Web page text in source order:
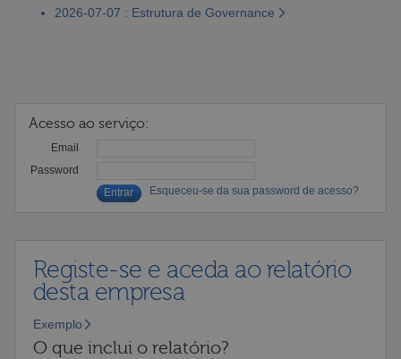
2026-07-07 : Estrutura de Governance
Acesso ao serviço:
Email
Password
Esqueceu-se da sua password de acesso?
Registe-se e aceda ao relatório
desta empresa
Exemplo
O que inclui o relatório?